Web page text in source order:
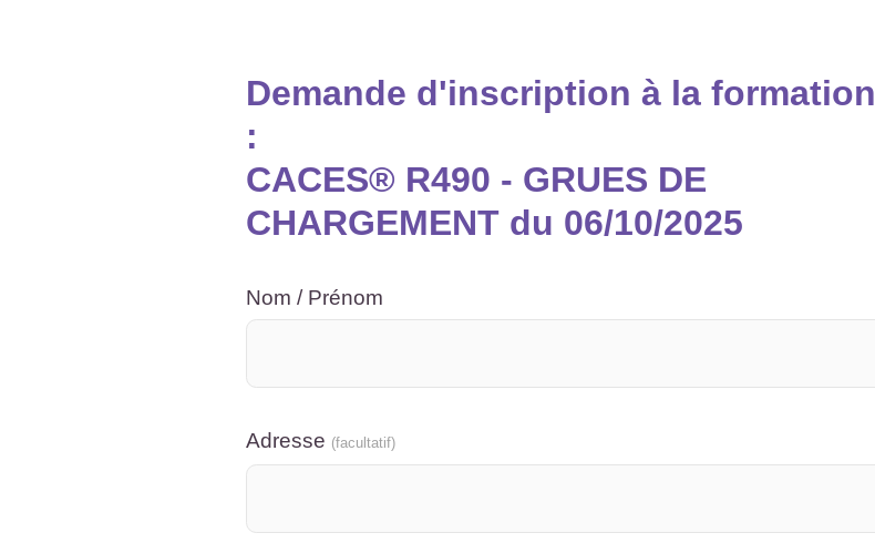
Demande d'inscription à la formation
:
CACES® R490 - GRUES DE
CHARGEMENT du 06/10/2025
Nom / Prénom
Adresse (facultatif)